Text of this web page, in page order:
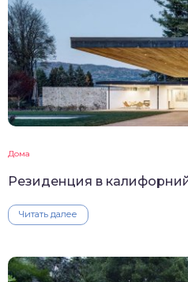
Дома
Резиденция в
Читать далее